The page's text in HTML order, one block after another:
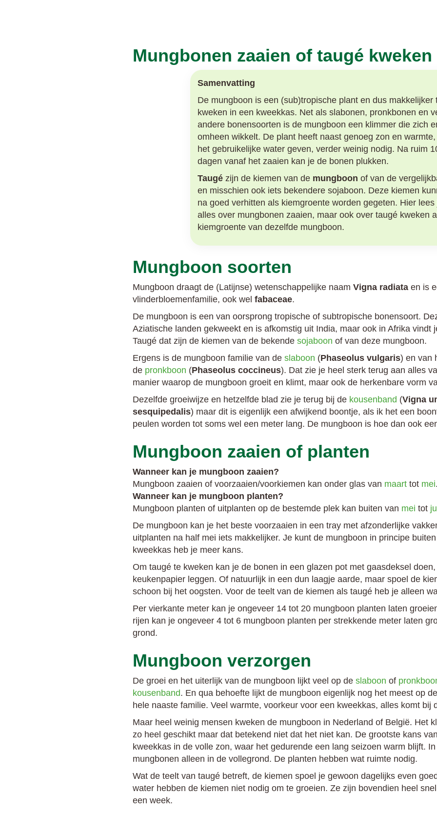
Mungbonen zaaien of taugé kweken
Samenvatting
De mungboon is een (sub)tropische plant en dus makkelijker
kweken in een kweekkas. Net als slabonen, pronkbonen en
andere bonensoorten is de mungboon een klimmer die zich
omheen wikkelt. De plant heeft naast genoeg zon en warmte,
het gebruikelijke water geven, verder weinig nodig. Na ruim
dagen vanaf het zaaien kan je de bonen plukken.
Taugézijn de kiemen van de mungboon of van de
en misschien ook iets bekendere sojaboon. Deze kiemen
na goed verhitten als kiemgroente worden gegeten. Hier lees
alles over mungbonen zaaien, maar ook over taugé kweken
kiemgroente van dezelfde mungboon.
Mungboon soorten
Mungboon draagt de (Latijnse) wetenschappelijke naam Vigna radiataen is
vlinderbloemenfamilie, ook wel fabaceae.
De mungboon is een van oorsprong tropische of subtropische bonensoort.
Aziatische landen gekweekt en is afkomstig uit India, maar ook in Afrika vindt
Taugé dat zijn de kiemen van de bekende sojaboon of van deze mungboon.
Ergens is de mungboon familie van de slaboon (Phaseolus vulgaris) en van
de pronkboon (Phaseolus coccineus). Dat zie je heel sterk terug aan alles
manier waarop de mungboon groeit en klimt, maar ook de herkenbare vorm
Dezelfde groeiwijze en hetzelfde blad zie je terug bij de kousenband (Vigna
sesquipedalis) maar dit is eigenlijk een afwijkend boontje, als ik het een
peulen worden tot soms wel een meter lang. De mungboon is hoe dan ook
Mungboon zaaien of planten
Wanneer kan je mungboon zaaien?
Mungboon zaaien of voorzaaien/voorkiemen kan onder glas van maarttot mei.
Wanneer kan je mungboon planten?
Mungboon planten of uitplanten op de bestemde plek kan buiten van mei tot
De mungboon kan je het beste voorzaaien in een tray met afzonderlijke
uitplanten na half mei iets makkelijker. Je kunt de mungboon in principe
kweekkas heb je meer kans.
Om taugé te kweken kan je de bonen in een glazen pot met gaasdeksel
keukenpapier leggen. Of natuurlijk in een dun laagje aarde, maar spoel de
schoon bij het oogsten. Voor de teelt van de kiemen als taugé heb je alleen
Per vierkante meter kan je ongeveer 14 tot 20 mungboon planten laten
rijen kan je ongeveer 4 tot 6 mungboon planten per strekkende meter laten
grond.
Mungboon verzorgen
De groei en het uiterlijk van de mungboon lijkt veel op de slaboon of
kousenband. En qua behoefte lijkt de mungboon eigenlijk nog het meest op
hele naaste familie. Veel warmte, voorkeur voor een kweekkas, alles komt bij
Maar heel weinig mensen kweken de mungboon in Nederland of België. Het
zo heel geschikt maar dat betekend niet dat het niet kan. De grootste kans
kweekkas in de volle zon, waar het gedurende een lang seizoen warm blijft.
mungbonen alleen in de vollegrond. De planten hebben wat ruimte nodig.
Wat de teelt van taugé betreft, de kiemen spoel je gewoon dagelijks even
water hebben de kiemen niet nodig om te groeien. Ze zijn bovendien heel
een week.